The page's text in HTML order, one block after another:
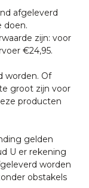
afgeleverd
doen.
zijn: voor
€24,95.
worden. Of
groot zijn voor
producten
gelden
U er rekening
worden
obstakels